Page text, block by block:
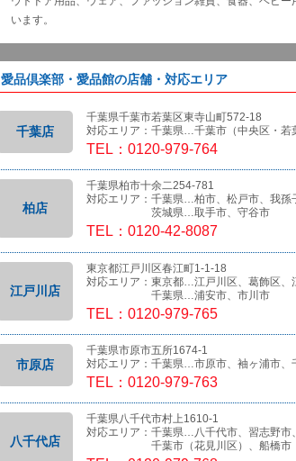
います。
愛品倶楽部・愛品館の店舗・対応エリア
千葉店
千葉県千葉市若葉区東寺山町572-18
対応エリア：千葉県…千葉市（中央区・若
TEL：0120-979-764
柏店
千葉県柏市十余二254-781
対応エリア：千葉県…柏市、松戸市、我孫
茨城県…取手市、守谷市
TEL：0120-42-8087
江戸川店
東京都江戸川区春江町1-1-18
対応エリア：東京都…江戸川区、葛飾区、
千葉県…浦安市、市川市
TEL：0120-979-765
市原店
千葉県市原市五所1674-1
対応エリア：千葉県…市原市、袖ヶ浦市、
TEL：0120-979-763
八千代店
千葉県八千代市村上1610-1
対応エリア：千葉県…八千代市、習志野市
千葉市（花見川区）、船橋市（東